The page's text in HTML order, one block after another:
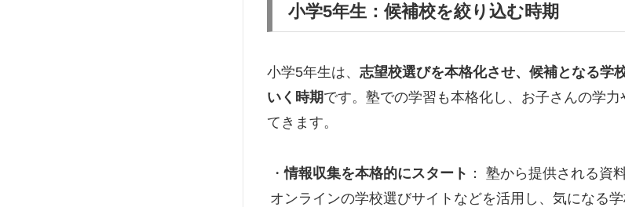
小学5年生：候補校を絞り込む時期
小学5年生は、 志望校選びを本格化させ、候補となる学
いく時期です。塾での学習も本格化し、お子さんの学力
てきます。
・情報収集を本格的にスタート ： 塾から提供される資
オンラインの学校選びサイトなどを活用し、気になる